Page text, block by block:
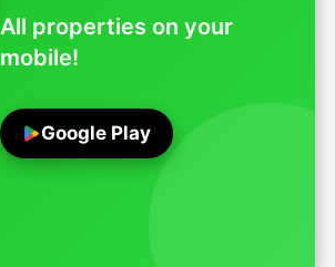
All properties on your
mobile!
Google Play